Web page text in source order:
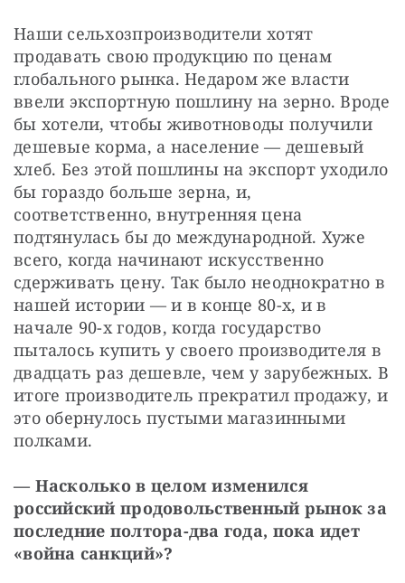
Наши сельхозпроизводители хотят
продавать свою продукцию по ценам
глобального рынка. Недаром же власти
ввели экспортную пошлину на зерно. Вроде
бы хотели, чтобы животноводы получили
дешевые корма, а население — дешевый
хлеб. Без этой пошлины на экспорт уходило
бы гораздо больше зерна, и,
соответственно, внутренняя цена
подтянулась бы до международной. Хуже
всего, когда начинают искусственно
сдерживать цену. Так было неоднократно в
нашей истории — и в конце 80-х, и в
начале 90-х годов, когда государство
пыталось купить у своего производителя в
двадцать раз дешевле, чем у зарубежных. В
итоге производитель прекратил продажу, и
это обернулось пустыми магазинными
полками.
— Насколько в целом изменился
российский продовольственный рынок за
последние полтора-два года, пока идет
«война санкций»?